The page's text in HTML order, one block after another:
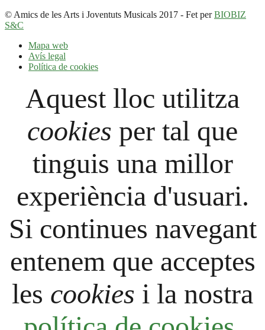
© Amics de les Arts i Joventuts Musicals 2017 - Fet perBIOBIZ
S&C
Mapa web
Avís legal
Política de cookies
Aquest lloc utilitza
cookies per tal que
tinguis una millor
experiència d'usuari.
Si continues navegant
entenem que acceptes
les cookies i la nostra